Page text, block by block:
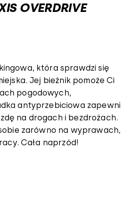
OVERDRIVE
która sprawdzi się
Jej bieżnik pomoże Ci
pogodowych,
antyprzebiciowa zapewni
na drogach i bezdrożach.
zarówno na wyprawach,
Cała naprzód!